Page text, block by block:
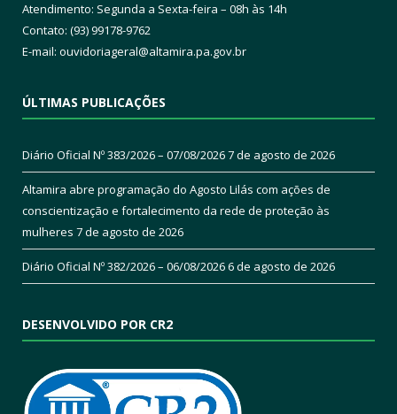
Atendimento: Segunda a Sexta-feira – 08h às 14h
Contato: (93) 99178-9762
E-mail: ouvidoriageral@altamira.pa.gov.br
ÚLTIMAS PUBLICAÇÕES
Diário Oficial Nº 383/2026 – 07/08/20267 de agosto de 2026
Altamira abre programação do Agosto Lilás com ações de
conscientização e fortalecimento da rede de proteção às
mulheres 7 de agosto de 2026
Diário Oficial Nº 382/2026 – 06/08/20266 de agosto de 2026
DESENVOLVIDO POR CR2